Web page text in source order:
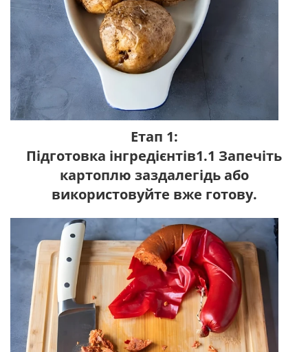
Етап 1:
Підготовка інгредієнтів1.1 Запечіть
картоплю заздалегідь або
використовуйте вже готову.